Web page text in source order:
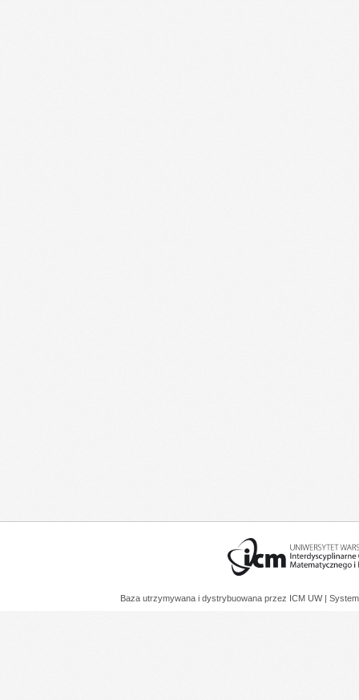
Baza utrzymywana i dystrybuowana przez ICM UW |